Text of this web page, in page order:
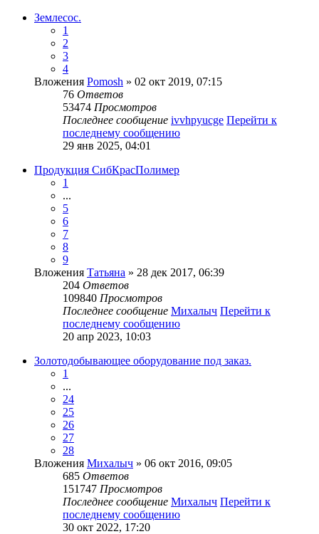
Землесос.
1
2
3
4
Вложения Pomosh » 02 окт 2019, 07:15
76 Ответов
53474 Просмотров
Последнее сообщение ivvhpyucge Перейти к
последнему сообщению
29 янв 2025, 04:01
Продукция СибКрасПолимер
1
...
5
6
7
8
9
Вложения Татьяна » 28 дек 2017, 06:39
204 Ответов
109840 Просмотров
Последнее сообщение Михалыч Перейти к
последнему сообщению
20 апр 2023, 10:03
Золотодобывающее оборудование под заказ.
1
...
24
25
26
27
28
Вложения Михалыч » 06 окт 2016, 09:05
685 Ответов
151747 Просмотров
Последнее сообщение Михалыч Перейти к
последнему сообщению
30 окт 2022, 17:20